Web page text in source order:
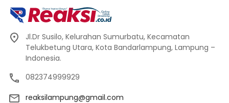
Jl.Dr Susilo, Kelurahan Sumurbatu, Kecamatan
Telukbetung Utara, Kota Bandarlampung, Lampung –
Indonesia.
082374999929
reaksilampung@gmail.com